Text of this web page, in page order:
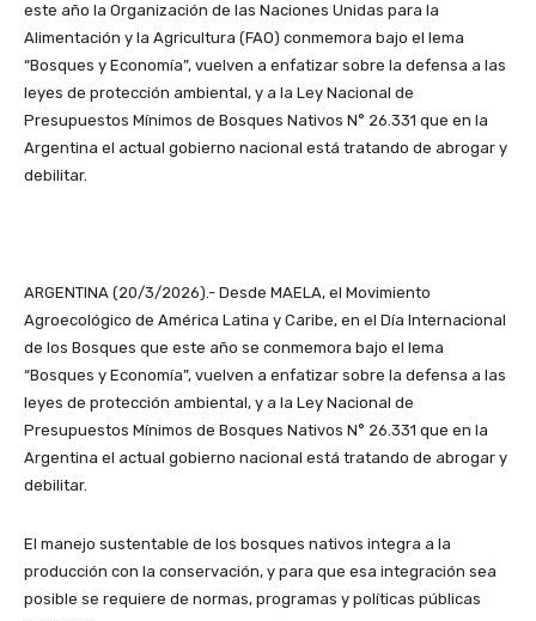
este año la Organización de las Naciones Unidas para la
Alimentación y la Agricultura (FAO) conmemora bajo el lema
“Bosques y Economía”, vuelven a enfatizar sobre la defensa a las
leyes de protección ambiental, y a la Ley Nacional de
Presupuestos Mínimos de Bosques Nativos N° 26.331 que en la
Argentina el actual gobierno nacional está tratando de abrogar y
debilitar.
ARGENTINA (20/3/2026).- Desde MAELA, el Movimiento
Agroecológico de América Latina y Caribe, en el Día Internacional
de los Bosques que este año se conmemora bajo el lema
“Bosques y Economía”, vuelven a enfatizar sobre la defensa a las
leyes de protección ambiental, y a la Ley Nacional de
Presupuestos Mínimos de Bosques Nativos N° 26.331 que en la
Argentina el actual gobierno nacional está tratando de abrogar y
debilitar.
El manejo sustentable de los bosques nativos integra a la
producción con la conservación, y para que esa integración sea
posible se requiere de normas, programas y políticas públicas